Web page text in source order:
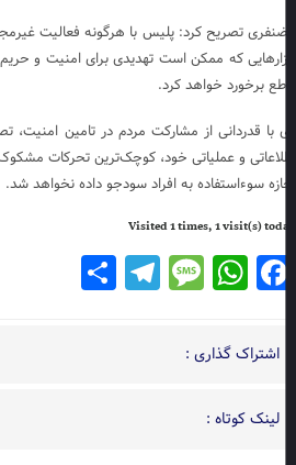
تصریح کرد: پلیس با هرگونه فعالیت غیرمجاز
که ممکن است تهدیدی برای امنیت و
برخورد خواهد کرد.
با قدردانی از مشارکت مردم در تامین امنیت،
و عملیاتی خود، کوچک‌ترین تحرکات مشکوک
سوءاستفاده به افراد سودجو داده نخواهد شد.
Visited 1 times, 1 visit(s)
Facebook
WhatsApp
Message
Telegram
Share
اشتراک گذاری :
لینک کوتاه :